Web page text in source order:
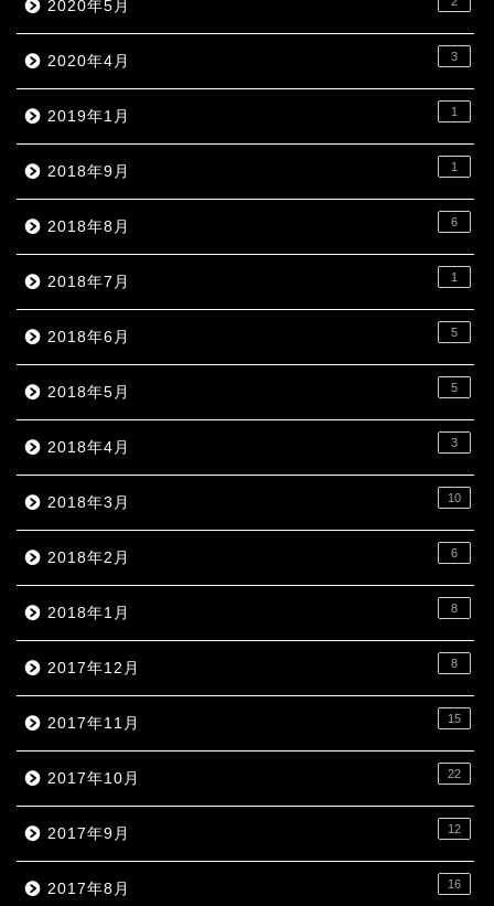
2020年5月
2020年4月 3
2019年1月 1
2018年9月 1
2018年8月 6
2018年7月 1
2018年6月 5
2018年5月 5
2018年4月 3
2018年3月 10
2018年2月 6
2018年1月 8
2017年12月 8
2017年11月 15
2017年10月 22
2017年9月 12
2017年8月 16